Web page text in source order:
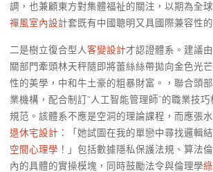
調，也兼顧東方對集體福祉的關注，以期為全
禪風室內設計套既有中國聰明又具國際兼容性
二是樹立復合型人客變設計才認證體系。建議
關部門牽頭林天秤隨即將蕾絲絲帶拋向金色光
性的美學，中和牛土豪的粗暴財富。，聯合頭
業機構，配合制訂“人工智能管理師”的職業技巧
規范。該體系不應是空洞的理論課程，而應張
退休宅設計 ：「她試圖在我的單戀中尋找邏輯
空間心理學 ！」包括數據隱私保護法規、算法
內的具體的實操模塊，同時鼓勵法令與倫理學